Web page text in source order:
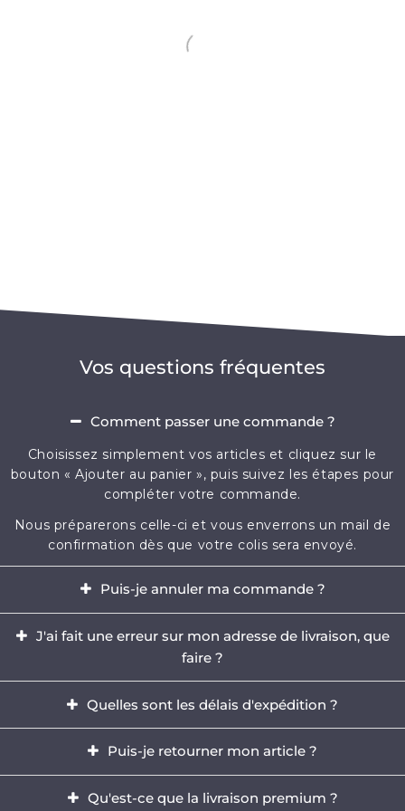
Vos questions fréquentes
Comment passer une commande ?
Choisissez simplement vos articles et cliquez sur le
bouton « Ajouter au panier », puis suivez les étapes pour
compléter votre commande.
Nous préparerons celle-ci et vous enverrons un mail de
confirmation dès que votre colis sera envoyé.
Puis-je annuler ma commande ?
l'heure qui suit votre achat.
J'ai fait une erreur sur mon adresse de livraison, que
faire ?
heures qui suit votre achat. Si l'adresse indiquée pour la
livraison comporte une erreur, contactez-nous
rapidement par email àcontact@mikizi.com
Quelles sont les délais d'expédition ?
72h (hors week-end et jours fériés) et les délais de
livraison sont de 5 à 12 jours ouvrés en France, et jusqu'à
15 jours ouvrés partout en Europe.
Puis-je retourner mon article ?
retourner votre commande.
Qu'est-ce que la livraison premium ?